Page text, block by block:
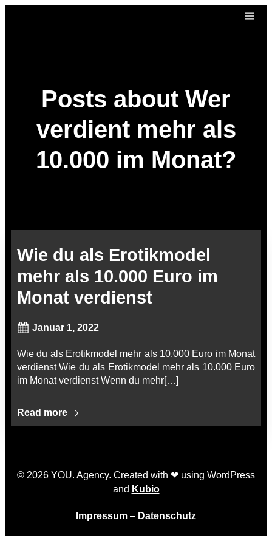
Posts about Wer
verdient mehr als
10.000 im Monat?
Wie du als Erotikmodel
mehr als 10.000 Euro im
Monat verdienst
Januar 1, 2022
Wie du als Erotikmodel mehr als 10.000 Euro im Monat
verdienst Wie du als Erotikmodel mehr als 10.000 Euro
im Monat verdienst Wenn du mehr[…]
Read more
© 2026 YOU. Agency. Created with ❤ using WordPress
and Kubio
Impressum – Datenschutz